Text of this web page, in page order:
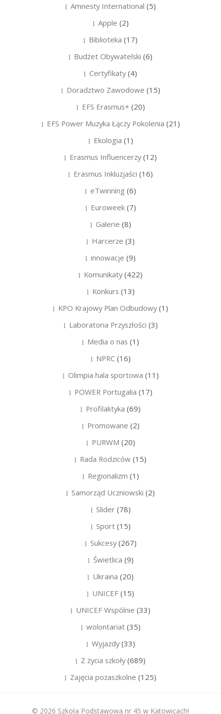
Amnesty International (5)
Apple (2)
Biblioteka (17)
Budżet Obywatelski (6)
Certyfikaty(4)
Doradztwo Zawodowe (15)
EFS Erasmus+ (20)
EFS Power Muzyka Łączy Pokolenia (21)
Ekologia (1)
Erasmus Influencerzy(12)
Erasmus Inkluzjaści (16)
eTwinning (6)
Euroweek(7)
Galerie (8)
Harcerze (3)
innowacje (9)
Komunikaty(422)
Konkurs (13)
KPO Krajowy Plan Odbudowy(1)
Laboratoria Przyszłości (3)
Media o nas (1)
NPRC(16)
Olimpia hala sportowa (11)
POWER Portugalia (17)
Profilaktyka (69)
Promowane (2)
PURWM (20)
Rada Rodziców (15)
Regionalizm (1)
Samorząd Uczniowski (2)
Slider(78)
Sport(15)
Sukcesy(267)
Świetlica (9)
Ukraina (20)
UNICEF (15)
UNICEF Wspólnie (33)
wolontariat(35)
Wyjazdy(33)
Z życia szkoły(689)
Zajęcia pozaszkolne (125)
© 2026 Szkoła Podstawowa nr 45 w Katowicach!